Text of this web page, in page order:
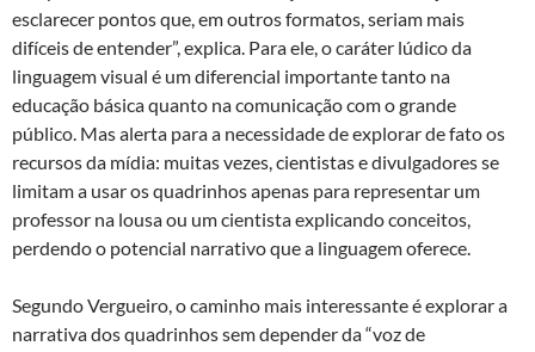
esclarecer pontos que, em outros formatos, seriam mais
difíceis de entender”, explica. Para ele, o caráter lúdico da
linguagem visual é um diferencial importante tanto na
educação básica quanto na comunicação com o grande
público. Mas alerta para a necessidade de explorar de fato os
recursos da mídia: muitas vezes, cientistas e divulgadores se
limitam a usar os quadrinhos apenas para representar um
professor na lousa ou um cientista explicando conceitos,
perdendo o potencial narrativo que a linguagem oferece.
Segundo Vergueiro, o caminho mais interessante é explorar a
narrativa dos quadrinhos sem depender da “voz de